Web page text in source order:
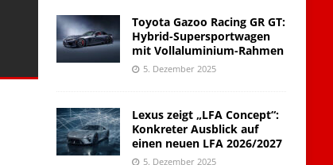
Toyota Gazoo Racing GR GT:
Hybrid-Supersportwagen
mit Vollaluminium-Rahmen
5. Dezember 2025
Lexus zeigt „LFA Concept“:
Konkreter Ausblick auf
einen neuen LFA 2026/2027
5. Dezember 2025